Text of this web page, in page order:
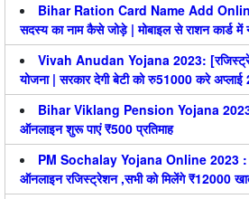
Bihar Ration Card Name Add
सदस्य का नाम कैसे जोड़े | मोबाइल से राशन कार्ड
Vivah Anudan Yojana 2023:
योजना | सरकार देगी बेटी को रु51000 करे
Bihar Viklang Pension Yojana 2023:
ऑनलाइन शुरू पाएं ₹500 प्रतिमाह
PM Sochalay Yojana Online 2023 :
ऑनलाइन रजिस्ट्रेशन ,सभी को मिलेंगे ₹12000